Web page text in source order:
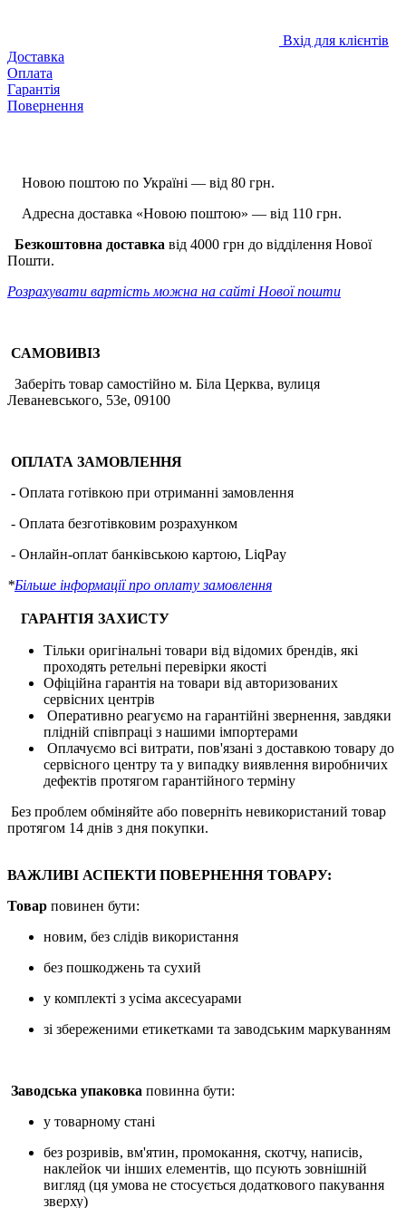
Вхід для клієнтів
Доставка
Оплата
Гарантія
Повернення
Новою поштою по Україні — від 80 грн.
Адресна доставка «Новою поштою» — від 110 грн.
Безкоштовна доставка від 4000 грн до відділення Нової
Пошти.
Розрахувати вартість можна на сайті Нової пошти
САМОВИВІЗ
Заберіть товар самостійно м. Біла Церква, вулиця
Леваневського, 53е, 09100
ОПЛАТА ЗАМОВЛЕННЯ
- Оплата готівкою при отриманні замовлення
- Оплата безготівковим розрахунком
- Онлайн-оплат банківською картою, LiqPay
*Більше інформації про оплату замовлення
ГАРАНТІЯ ЗАХИСТУ
Тільки оригінальні товари від відомих брендів, які
проходять ретельні перевірки якості
Офіційна гарантія на товари від авторизованих
сервісних центрів
Оперативно реагуємо на гарантійні звернення, завдяки
плідній співпраці з нашими імпортерами
Оплачуємо всі витрати, пов'язані з доставкою товару до
сервісного центру та у випадку виявлення виробничих
дефектів протягом гарантійного терміну
Без проблем обміняйте або поверніть невикористаний товар
протягом 14 днів з дня покупки.
ВАЖЛИВІ АСПЕКТИ ПОВЕРНЕННЯ ТОВАРУ:
Товар повинен бути:
новим, без слідів використання
без пошкоджень та сухий
у комплекті з усіма аксесуарами
зі збереженими етикетками та заводським маркуванням
Заводська упаковка повинна бути:
у товарному стані
без розривів, вм'ятин, промокання, скотчу, написів,
наклейок чи інших елементів, що псують зовнішній
вигляд (ця умова не стосується додаткового пакування
зверху)